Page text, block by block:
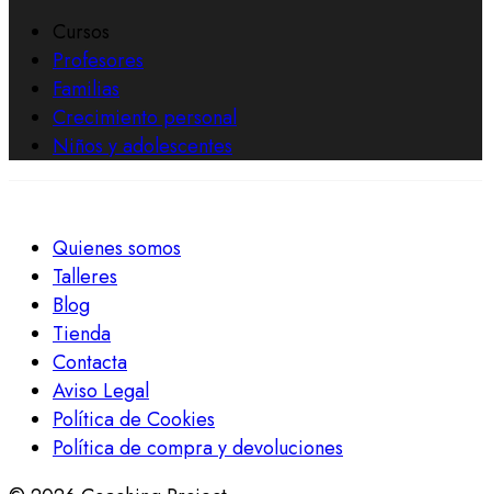
Cursos
Profesores
Familias
Crecimiento personal
Niños y adolescentes
Quienes somos
Talleres
Blog
Tienda
Contacta
Aviso Legal
Política de Cookies
Política de compra y devoluciones